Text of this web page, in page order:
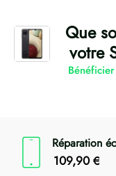
Que
votre
Réparation
109,90 €